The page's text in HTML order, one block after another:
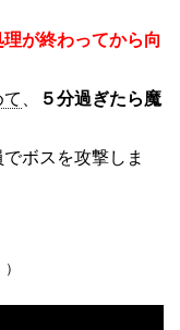
が終わってから向
５分過ぎたら魔
ボスを攻撃しま